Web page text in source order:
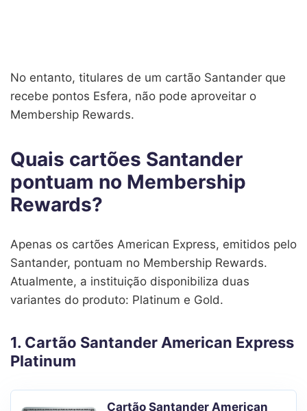
No entanto, titulares de um cartão Santander que
recebe pontos Esfera, não pode aproveitar o
Membership Rewards.
Quais cartões Santander
pontuam no Membership
Rewards?
Apenas os cartões American Express, emitidos pelo
Santander, pontuam no Membership Rewards.
Atualmente, a instituição disponibiliza duas
variantes do produto: Platinum e Gold.
1. Cartão Santander American Express
Platinum
Cartão Santander American